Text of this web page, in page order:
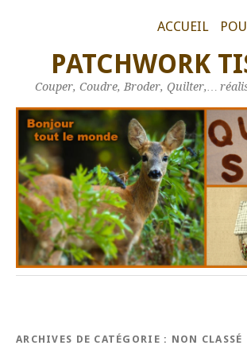
ACCUEIL
PATCHWORK
Couper, Coudre, Broder, Quilter,…
ARCHIVES DE CATÉGORIE : NON CLASSÉ